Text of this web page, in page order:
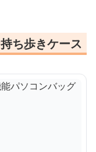
ち歩きケース